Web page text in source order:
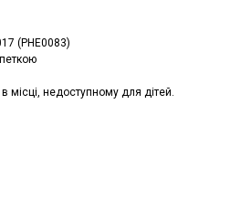
(PHE0083)
місці, недоступному для дітей.